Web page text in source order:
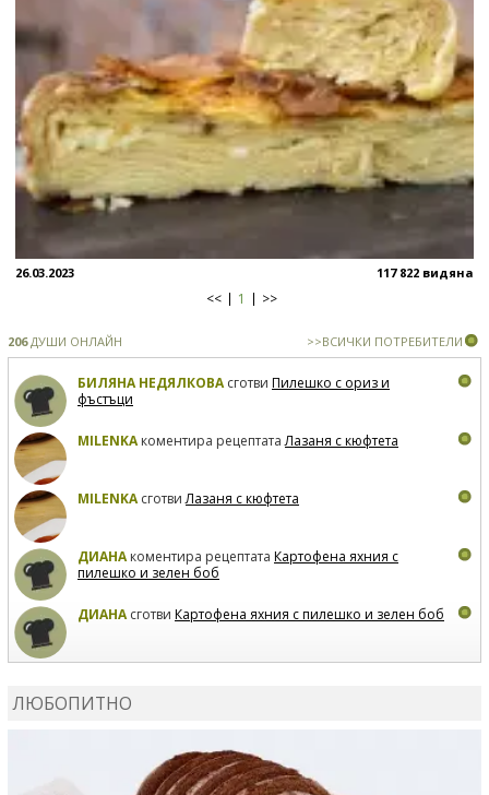
26.03.2023 117 822 видяна
<< 1 >>
206ДУШИ ОНЛАЙН >>ВСИЧКИ ПОТРЕБИТЕЛИ
БИЛЯНА НЕДЯЛКОВАсготви Пилешко с ориз и
фъстъци
MILENKAкоментира рецептатаЛазаня с кюфтета
MILENKAсготвиЛазаня с кюфтета
ДИАНАкоментира рецептата Картофена яхния с
пилешко и зелен боб
ДИАНАсготви Картофена яхния с пилешко и зелен боб
ЛЮБОПИТНО